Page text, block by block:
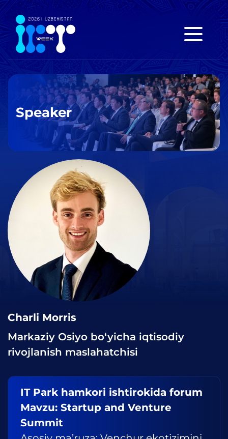
Speaker
Charli Morris
Markaziy Osiyo bo‘yicha iqtisodiy
rivojlanish maslahatchisi
IT Park hamkori ishtirokida forum
Mavzu: Startup and Venture
Summit